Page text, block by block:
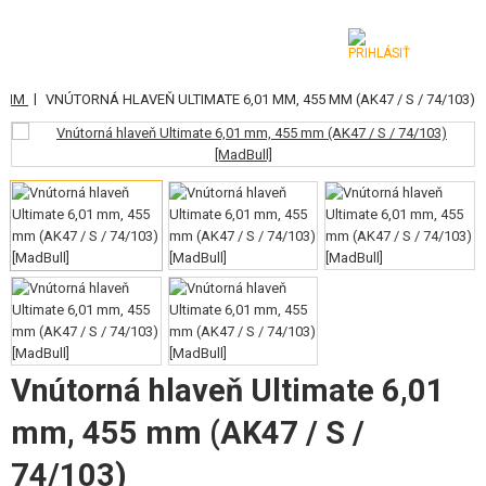
KATEGÓRIE
VZDUCHOVÉ ZBRANE, PRAKY
GRANÁTOMETY, GRANÁTY
GULIČKY, PLYN
AKUMULÁTORY, NABÍJAČKY
ZÁSOBNÍKY, PLNIČKY
OKULIARE, MASKY
| VNÚTORNÁ HLAVEŇ ULTIMATE 6,01 MM, 455 MM (AK47 / S / 74/103)
Vnútorná hlaveň Ultimate 6,01
mm, 455 mm (AK47 / S /
74/103)